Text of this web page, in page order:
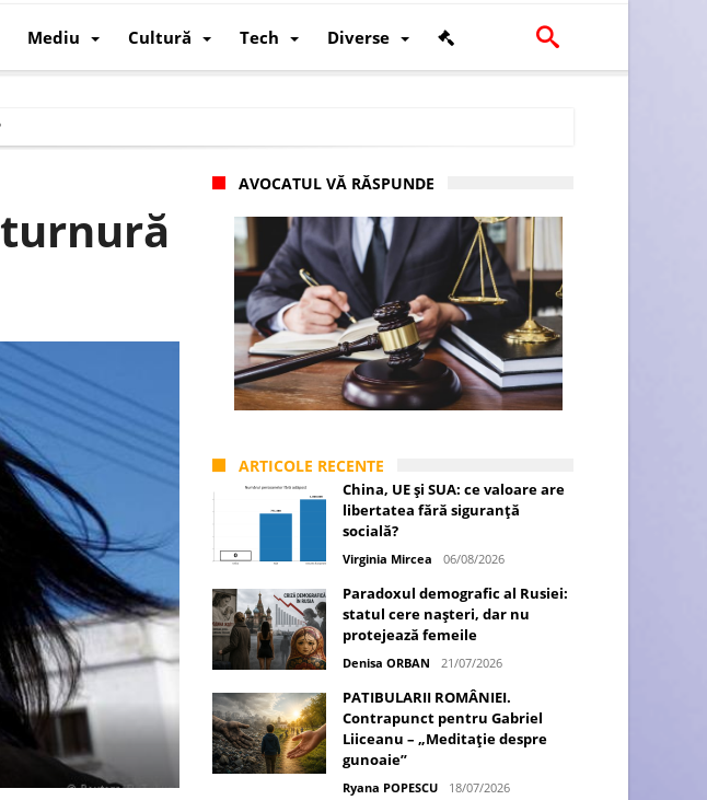
Mediu Cultură Tech Diverse
economic al SUA
structurală a demografiei, fiscalității și poziției României în U.E.
AVOCATUL VĂ RĂSPUNDE
ARTICOLE RECENTE
China, UE și SUA: ce valoare are
libertatea fără siguranță
socială?
Virginia Mircea 06/08/2026
Paradoxul demografic al Rusiei:
statul cere nașteri, dar nu
protejează femeile
Denisa ORBAN 21/07/2026
PATIBULARII ROMÂNIEI.
Contrapunct pentru Gabriel
Liiceanu – „Meditație despre
gunoaie”
Ryana POPESCU 18/07/2026